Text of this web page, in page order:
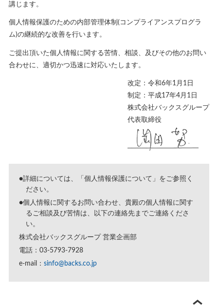
講じます。
個人情報保護のための内部管理体制(コンプライアンスプログラ
ム)の継続的な改善を行います。
ご提出頂いた個人情報に関する苦情、相談、及びその他のお問い
合わせに、適切かつ迅速に対応いたします。
改定：令和6年1月1日
制定：平成17年4月1日
株式会社バックスグループ
代表取締役
●詳細については、「 個人情報保護について 」をご参照く
ださい。
●個人情報に関するお問い合わせ、貴殿の個人情報に関す
るご相談及び苦情は、以下の連絡先までご連絡くださ
い。
株式会社バックスグループ 営業企画部
電話：03-5793-7928
e-mail： sinfo@backs.co.jp